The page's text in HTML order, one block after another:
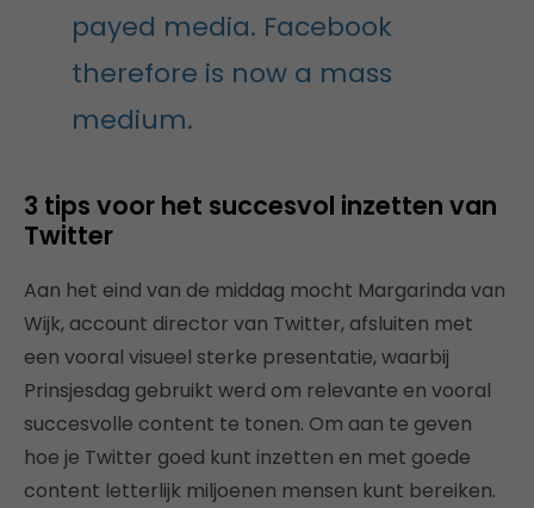
payed media. Facebook
therefore is now a mass
medium.
3 tips voor het succesvol inzetten van
Twitter
Aan het eind van de middag mocht Margarinda van
Wijk, account director van Twitter, afsluiten met
een vooral visueel sterke presentatie, waarbij
Prinsjesdag gebruikt werd om relevante en vooral
succesvolle content te tonen. Om aan te geven
hoe je Twitter goed kunt inzetten en met goede
content letterlijk miljoenen mensen kunt bereiken.